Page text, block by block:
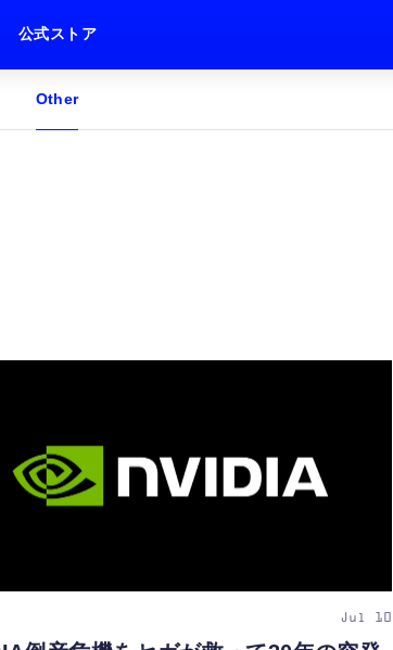
公式ストア
Other
Jul 10